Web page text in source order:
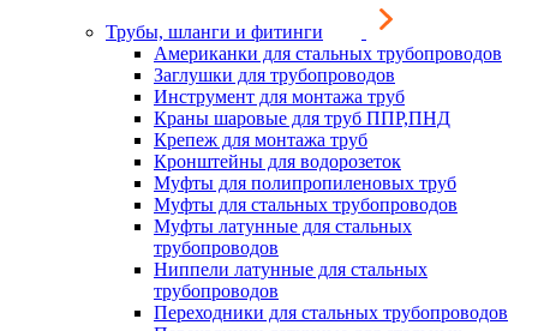
Трубы, шланги и фитинги
Американки для стальных трубопроводов
Заглушки для трубопроводов
Инструмент для монтажа труб
Краны шаровые для труб ППР,ПНД
Крепеж для монтажа труб
Кронштейны для водорозеток
Муфты для полипропиленовых труб
Муфты для стальных трубопроводов
Муфты латунные для стальных
трубопроводов
Ниппели латунные для стальных
трубопроводов
Переходники для стальных трубопроводов